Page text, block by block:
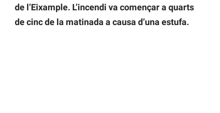
de l’Eixample. L’incendi va començar a quarts
de cinc de la matinada a causa d’una estufa.